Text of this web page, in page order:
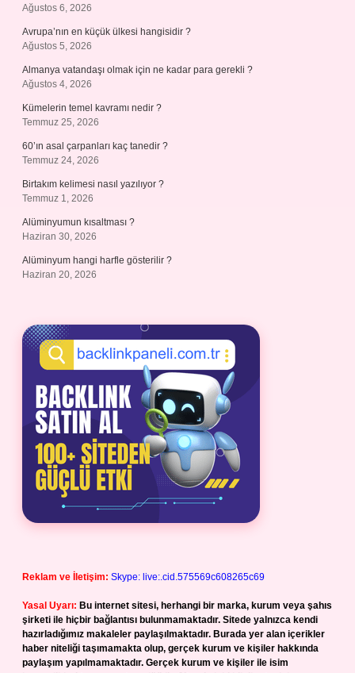
Ağustos 6, 2026
Avrupa’nın en küçük ülkesi hangisidir ?
Ağustos 5, 2026
Almanya vatandaşı olmak için ne kadar para gerekli ?
Ağustos 4, 2026
Kümelerin temel kavramı nedir ?
Temmuz 25, 2026
60’ın asal çarpanları kaç tanedir ?
Temmuz 24, 2026
Birtakım kelimesi nasıl yazılıyor ?
Temmuz 1, 2026
Alüminyumun kısaltması ?
Haziran 30, 2026
Alüminyum hangi harfle gösterilir ?
Haziran 20, 2026
Reklam ve İletişim: Skype: live:.cid.575569c608265c69
Yasal Uyarı: Bu internet sitesi, herhangi bir marka, kurum veya şahıs
şirketi ile hiçbir bağlantısı bulunmamaktadır. Sitede yalnızca kendi
hazırladığımız makaleler paylaşılmaktadır. Burada yer alan içerikler
haber niteliği taşımamakta olup, gerçek kurum ve kişiler hakkında
paylaşım yapılmamaktadır. Gerçek kurum ve kişiler ile isim